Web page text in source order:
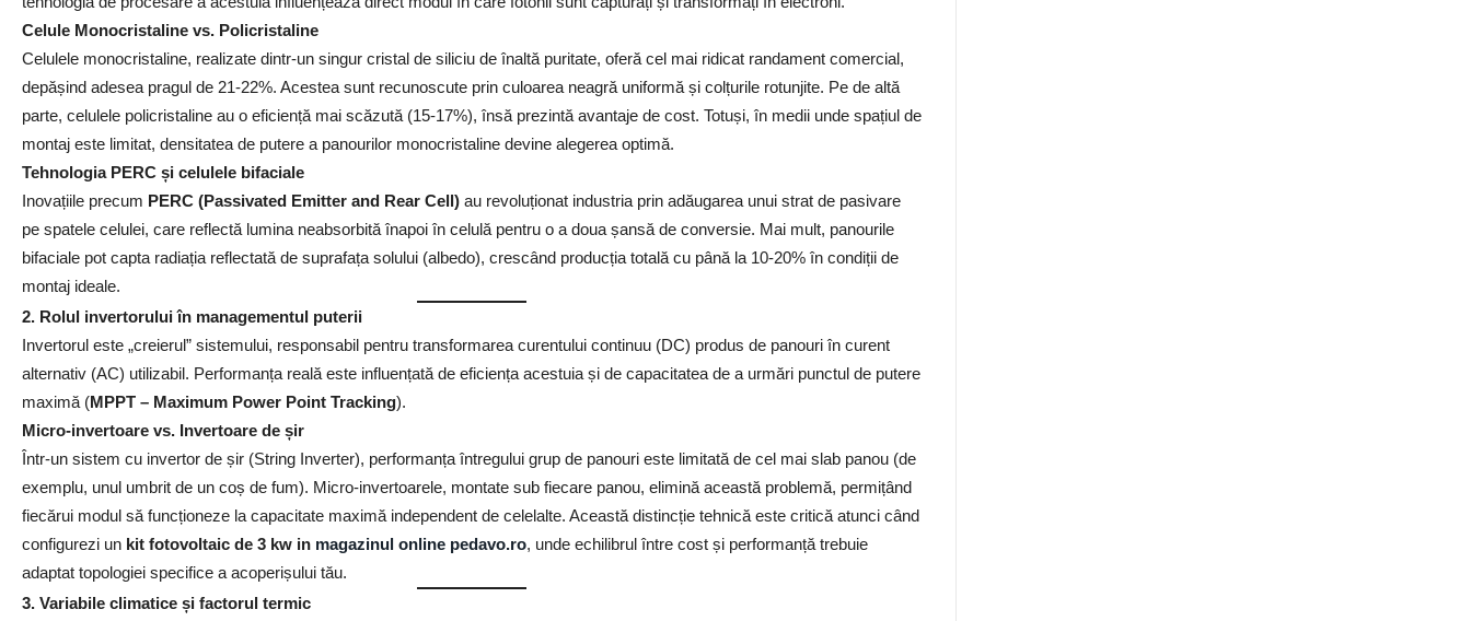
Celule Monocristaline vs. Policristaline
Celulele monocristaline, realizate dintr-un singur cristal de siliciu de înaltă puritate, oferă cel mai ridicat randament comercial,
depășind adesea pragul de 21-22%. Acestea sunt recunoscute prin culoarea neagră uniformă și colțurile rotunjite. Pe de altă
parte, celulele policristaline au o eficiență mai scăzută (15-17%), însă prezintă avantaje de cost. Totuși, în medii unde spațiul de
montaj este limitat, densitatea de putere a panourilor monocristaline devine alegerea optimă.
Tehnologia PERC și celulele bifaciale
Inovațiile precum PERC (Passivated Emitter and Rear Cell) au revoluționat industria prin adăugarea unui strat de pasivare
pe spatele celulei, care reflectă lumina neabsorbită înapoi în celulă pentru o a doua șansă de conversie. Mai mult, panourile
bifaciale pot capta radiația reflectată de suprafața solului (albedo), crescând producția totală cu până la 10-20% în condiții de
montaj ideale.
2. Rolul invertorului în managementul puterii
Invertorul este „creierul” sistemului, responsabil pentru transformarea curentului continuu (DC) produs de panouri în curent
alternativ (AC) utilizabil. Performanța reală este influențată de eficiența acestuia și de capacitatea de a urmări punctul de putere
maximă (MPPT – Maximum Power Point Tracking).
Micro-invertoare vs. Invertoare de șir
Într-un sistem cu invertor de șir (String Inverter), performanța întregului grup de panouri este limitată de cel mai slab panou (de
exemplu, unul umbrit de un coș de fum). Micro-invertoarele, montate sub fiecare panou, elimină această problemă, permițând
fiecărui modul să funcționeze la capacitate maximă independent de celelalte. Această distincție tehnică este critică atunci când
configurezi un kit fotovoltaic de 3 kw in magazinul online pedavo.ro, unde echilibrul între cost și performanță trebuie
adaptat topologiei specifice a acoperișului tău.
3. Variabile climatice și factorul termic